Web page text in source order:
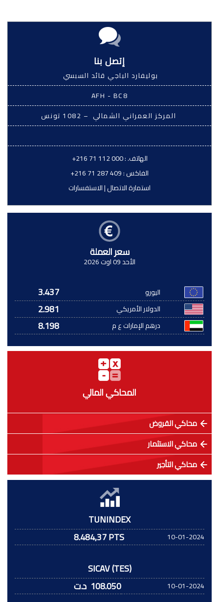
إتصل بنا
بوليفارد الباجي قائد السبسي
AFH - BC8
المركز العمراني الشمالي – 1082 تونس
الهاتف. :+216 71 112 000
الفاكس :+216 71 287 409
استمارة الاتصال|الاستفسارات
سعر العملة
الأحد 09 اوت 2026
اليورو 3.437
الدولار الأمريكي 2.981
درهم الإمارات ع م 8.198
المحاكي المالي
محاكي القروض
محاكي الاستثمار
محاكي التأجير
TUNINDEX
10-01-2024
8.484,37 PTS
SICAV (TES)
10-01-2024
108.050 د.ت